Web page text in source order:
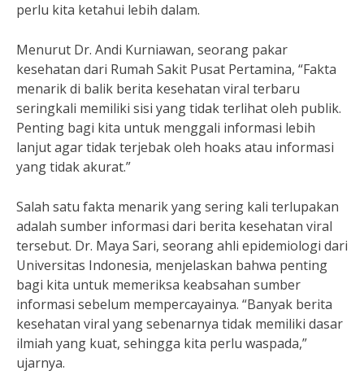
perlu kita ketahui lebih dalam.
Menurut Dr. Andi Kurniawan, seorang pakar
kesehatan dari Rumah Sakit Pusat Pertamina, “Fakta
menarik di balik berita kesehatan viral terbaru
seringkali memiliki sisi yang tidak terlihat oleh publik.
Penting bagi kita untuk menggali informasi lebih
lanjut agar tidak terjebak oleh hoaks atau informasi
yang tidak akurat.”
Salah satu fakta menarik yang sering kali terlupakan
adalah sumber informasi dari berita kesehatan viral
tersebut. Dr. Maya Sari, seorang ahli epidemiologi dari
Universitas Indonesia, menjelaskan bahwa penting
bagi kita untuk memeriksa keabsahan sumber
informasi sebelum mempercayainya. “Banyak berita
kesehatan viral yang sebenarnya tidak memiliki dasar
ilmiah yang kuat, sehingga kita perlu waspada,”
ujarnya.